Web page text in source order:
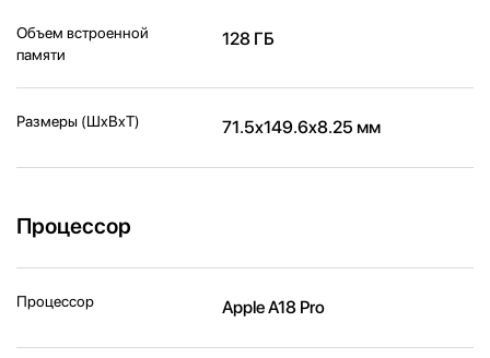
Объем встроенной
памяти
128 ГБ
Размеры (ШxВxТ) 71.5x149.6x8.25 мм
Процессор
Процессор Apple A18 Pro